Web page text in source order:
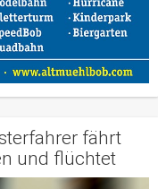
fährt
und flüchtet